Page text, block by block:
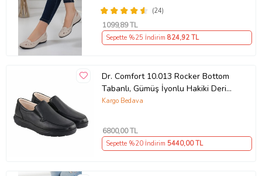
(24)
1099,89 TL
Sepette %25 İndirim 824,92 TL
Dr. Comfort 10.013 Rocker Bottom
Tabanlı, Gümüş İyonlu Hakiki Deri
Erkek Ayakkabısı
Kargo Bedava
6800,00 TL
Sepette %20 İndirim 5440,00 TL